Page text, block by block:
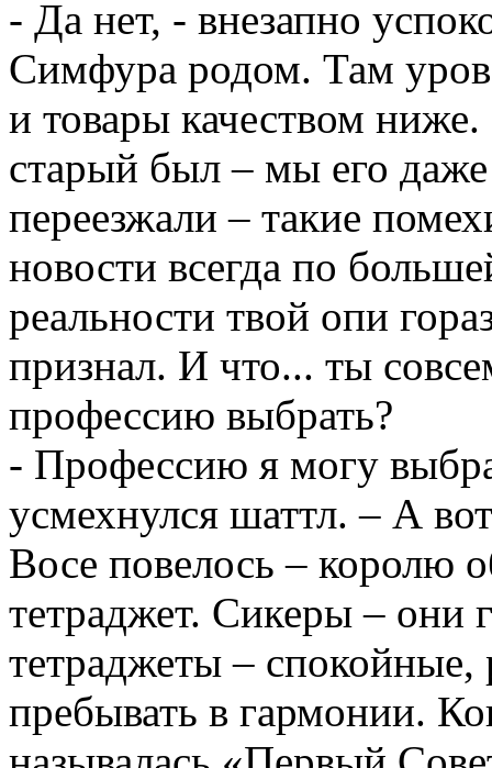
- Да нет, - внезапно
Симфура родом. Там
и товары качеством
старый был – мы его даже
переезжали – такие
новости всегда по
реальности твой опи
признал. И что... ты
профессию выбрать?
- Профессию я могу
усмехнулся шаттл. – А
Восе повелось – королю
тетраджет. Сикеры – они
тетраджеты –
пребывать в гармонии.